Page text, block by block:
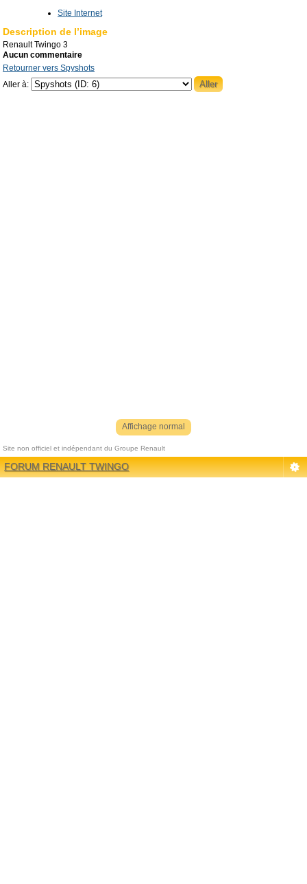
Site Internet
Description de l’image
Renault Twingo 3
Aucun commentaire
Retourner vers Spyshots
Aller à:
Affichage normal
Site non officiel et indépendant du Groupe Renault
Référenceur| phpBB |Référencement|Contact
FORUM RENAULT TWINGO